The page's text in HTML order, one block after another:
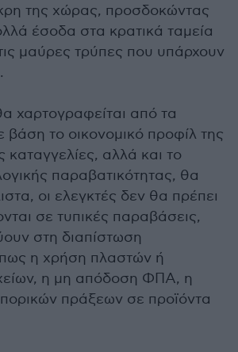
της χώρας, προσδοκώντας
έσοδα στα κρατικά ταμεία
μαύρες τρύπες που υπάρχουν
χαρτογραφείται από τα
βάση το οικονομικό προφίλ της
καταγγελίες, αλλά και το
παραβατικότητας, θα
οι ελεγκτές δεν θα πρέπει
σε τυπικές παραβάσεις,
στη διαπίστωση
η χρήση πλαστών ή
η μη απόδοση ΦΠΑ, η
πράξεων σε προϊόντα